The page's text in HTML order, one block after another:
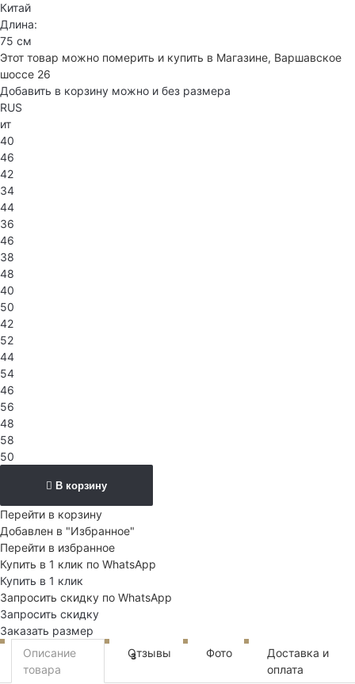
Китай
Длина:
75 см
Этот товар можно померить и купить в Магазине, Варшавское
шоссе 26
Добавить в корзину можно и без размера
RUS
ит
40
46
42
34
44
36
46
38
48
40
50
42
52
44
54
46
56
48
58
50
В корзину
Перейти в корзину
Добавлен в "Избранное"
Перейти в избранное
Купить в 1 клик по WhatsApp
Купить в 1 клик
Запросить скидку по WhatsApp
Запросить скидку
Заказать размер
Описание
товара
Отзывы
3 Фото
Доставка и
оплата